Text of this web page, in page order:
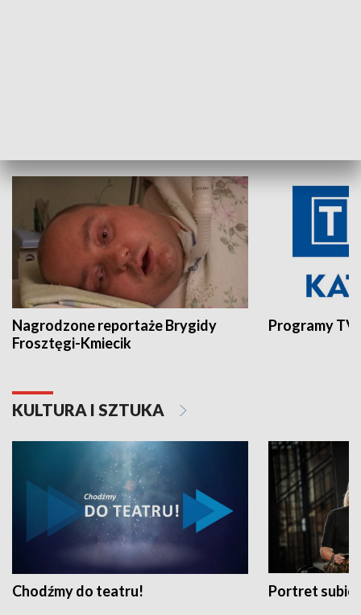
Nagrodzone reportaże Brygidy
Frosztęgi-Kmiecik
Programy
KULTURA I SZTUKA
Chodźmy do teatru! Portret